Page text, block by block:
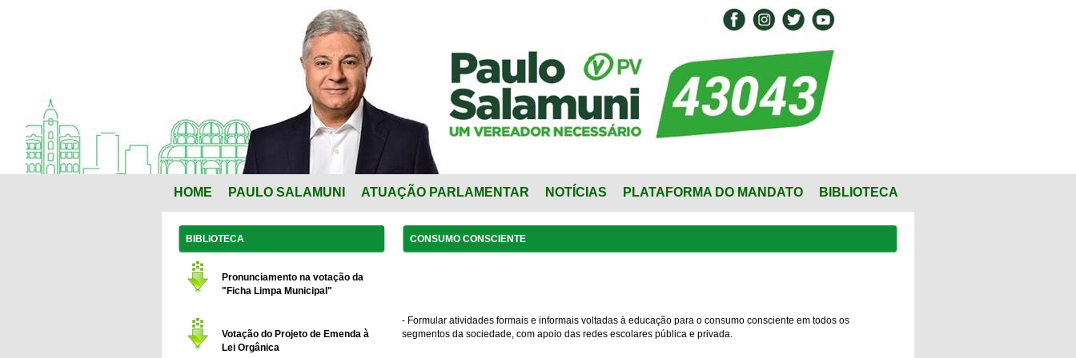
HOME PAULO SALAMUNI ATUAÇÃO PARLAMENTAR NOTÍCIAS PLATAFORMA DO MANDATO BIBLIOTECA
BIBLIOTECA
Pronunciamento na votação da
"Ficha Limpa Municipal"
Votação do Projeto de Emenda à
Lei Orgânica
CONSUMO CONSCIENTE
- Formular atividades formais e informais voltadas à educação para o consumo consciente em todos os
segmentos da sociedade, com apoio das redes escolares pública e privada.